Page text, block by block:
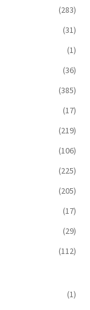
(283)
(31)
(1)
(36)
(385)
(17)
(219)
(106)
(225)
(205)
(17)
(29)
(112)
(1)